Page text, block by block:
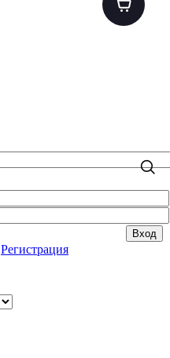
Регистрация